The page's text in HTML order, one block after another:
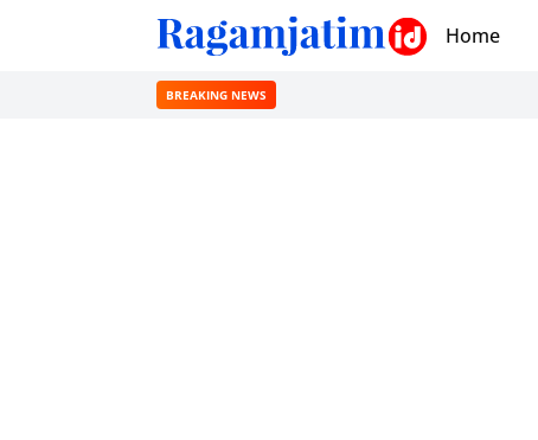
Home
BREAKING NEWS